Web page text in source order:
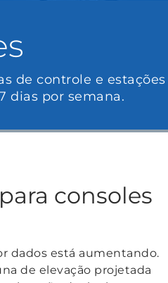
de controle e estações
dias por semana.
consoles
dados está aumentando.
de elevação projetada